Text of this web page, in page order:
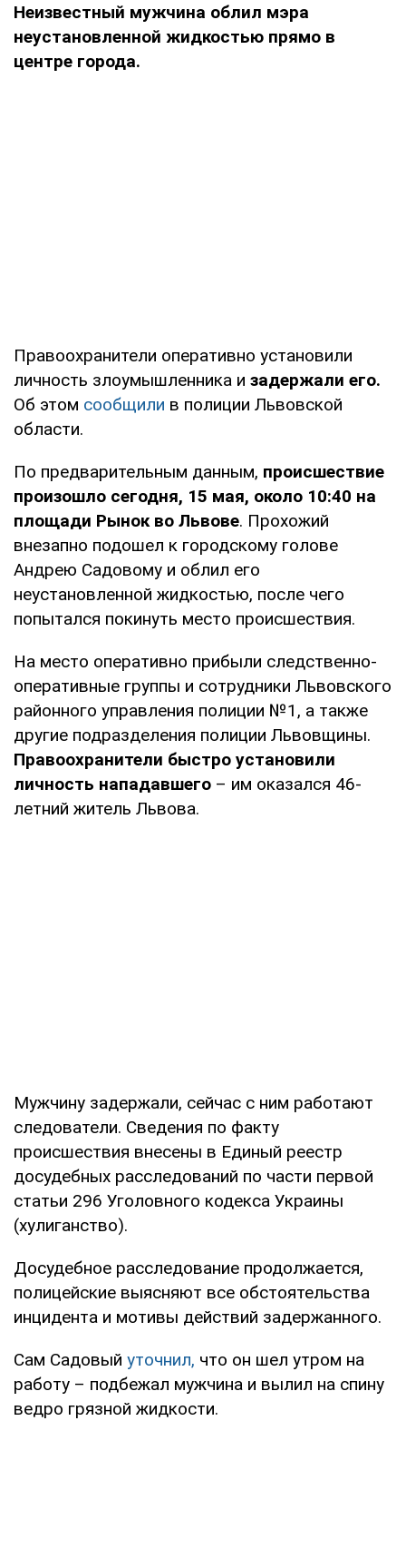
Неизвестный мужчина облил мэра
неустановленной жидкостью прямо в
центре города.
Правоохранители оперативно установили
личность злоумышленника и задержали его.
Об этом сообщили в полиции Львовской
области.
По предварительным данным, происшествие
произошло сегодня, 15 мая, около 10:40 на
площади Рынок во Львове. Прохожий
внезапно подошел к городскому голове
Андрею Садовому и облил его
неустановленной жидкостью, после чего
попытался покинуть место происшествия.
На место оперативно прибыли следственно-
оперативные группы и сотрудники Львовского
районного управления полиции №1, а также
другие подразделения полиции Львовщины.
Правоохранители быстро установили
личность нападавшего – им оказался 46-
летний житель Львова.
Мужчину задержали, сейчас с ним работают
следователи. Сведения по факту
происшествия внесены в Единый реестр
досудебных расследований по части первой
статьи 296 Уголовного кодекса Украины
(хулиганство).
Досудебное расследование продолжается,
полицейские выясняют все обстоятельства
инцидента и мотивы действий задержанного.
Сам Садовый уточнил, что он шел утром на
работу – подбежал мужчина и вылил на спину
ведро грязной жидкости.